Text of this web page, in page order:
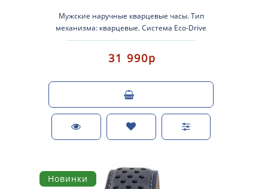
Мужские наручные кварцевые часы. Тип
механизма: кварцевые. Система Eco-Drive
(аккумулятор с питанием от световой энергии..
31 990р
Новинки